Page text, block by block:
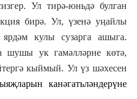
Ул тирә-юньдә булган
бирә. Ул, үзенә уңайлы
ярдәм кулы сузарга ашыга.
шушы ук гамәлләрне көтә,
кыймый. Ул үз шәхесен
канәгатьләндерүне